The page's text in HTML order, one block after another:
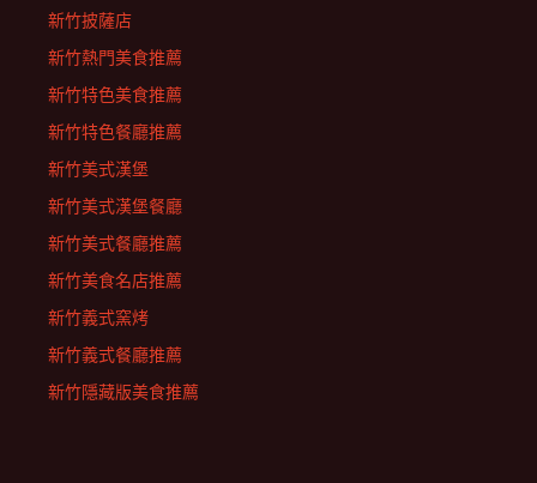
新竹披薩店
新竹熱門美食推薦
新竹特色美食推薦
新竹特色餐廳推薦
新竹美式漢堡
新竹美式漢堡餐廳
新竹美式餐廳推薦
新竹美食名店推薦
新竹義式窯烤
新竹義式餐廳推薦
新竹隱藏版美食推薦